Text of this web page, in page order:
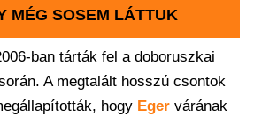
MÉG SOSEM LÁTTUK
ban tárták fel a doboruszkai
A megtalált hosszú csontok
hogy Eger várának